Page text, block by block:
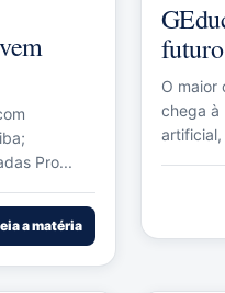
Pro...
a matéria
O maior
chega à